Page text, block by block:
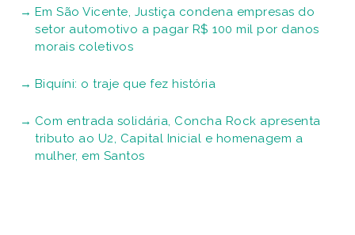
Em São Vicente, Justiça condena empresas do
setor automotivo a pagar R$ 100 mil por danos
morais coletivos
Biquíni: o traje que fez história
Com entrada solidária, Concha Rock apresenta
tributo ao U2, Capital Inicial e homenagem a
mulher, em Santos